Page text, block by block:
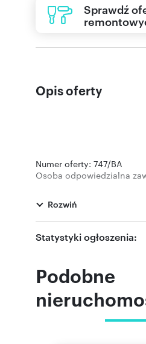
Sprawdź
Opis oferty
Numer oferty: 747/BA
Osoba odpowiedzialna
Rozwiń
Statystyki ogłoszenia:
Podobne